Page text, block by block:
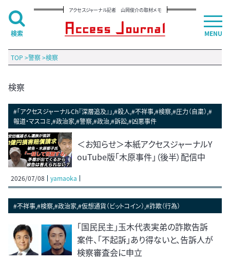
アクセスジャーナル記者 山岡俊介の取材メモ
TOP >警察>検察
検察
#「アクセスジャーナルCh『深層追及』」,#殺人,#不祥事,#検察,#圧力（自粛）,#
報道・マスコミ,#政治家,#警察,#政治,#訴訟,#凶悪事件
＜お知らせ＞本紙アクセスジャーナルY
ouTube版「木原事件」（後半）配信中
2026/07/08 yamaoka
#不祥事,#検察,#政治家,#仮想通貨（ビットコイン）,#詐欺（行為）
「国民民主」玉木代表実弟の詐欺告訴
案件、「不起訴」あり得ないと、告訴人が
検察審査会に申立
MENU
検索